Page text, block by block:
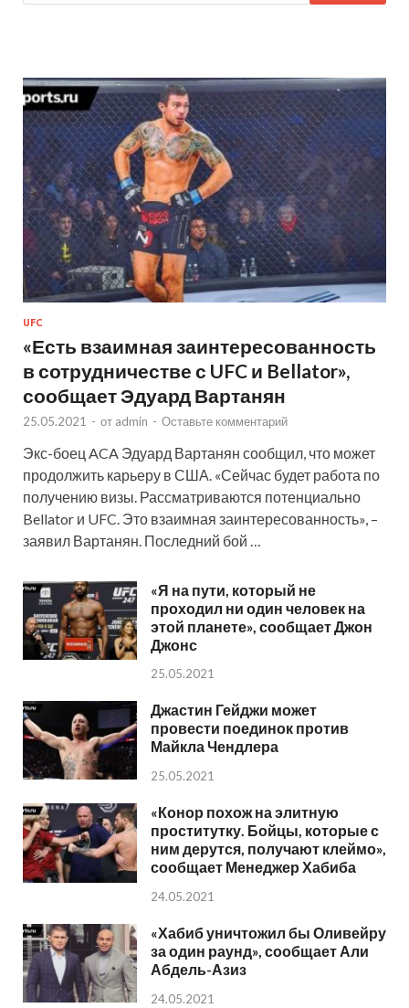
UFC
«Есть взаимная заинтересованность
в сотрудничестве с UFC и Bellator»,
сообщает Эдуард Вартанян
25.05.2021 - от admin - Оставьте комментарий
Экс-боец ACA Эдуард Вартанян сообщил, что может
продолжить карьеру в США. «Сейчас будет работа по
получению визы. Рассматриваются потенциально
Bellator и UFC. Это взаимная заинтересованность», –
заявил Вартанян. Последний бой …
«Я на пути, который не
проходил ни один человек на
этой планете», сообщает Джон
Джонс
25.05.2021
Джастин Гейджи может
провести поединок против
Майкла Чендлера
25.05.2021
«Конор похож на элитную
проститутку. Бойцы, которые с
ним дерутся, получают клеймо»,
сообщает Менеджер Хабиба
24.05.2021
«Хабиб уничтожил бы Оливейру
за один раунд», сообщает Али
Абдель-Азиз
24.05.2021